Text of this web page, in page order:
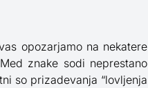
opozarjamo na nekatere
znake sodi neprestano
so prizadevanja “lovljenja